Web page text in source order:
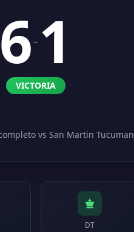
6-1
VICTORIA
vs San Martin Tucuman
DT